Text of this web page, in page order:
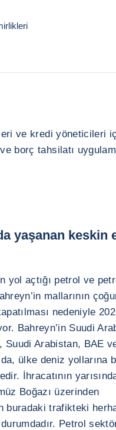
ve kredi yöneticileri
borç tahsilatı
yaşanan keskin
yol açtığı petrol ve
mallarının
nedeniyle
Bahreyn’in Suudi
Suudi Arabistan, BAE
ülke deniz yollarına
İhracatının
Boğazı üzerinden
buradaki trafikteki
Petrol